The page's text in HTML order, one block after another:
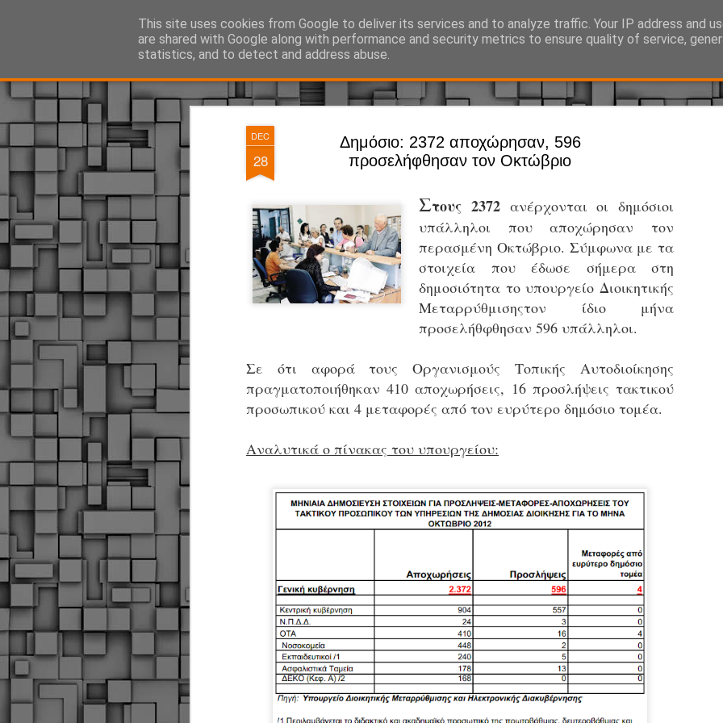
DEC
28
Δημόσιο: 2372 αποχώρησαν, 596
προσελήφθησαν τον Οκτώβριο
Στους 2372ανέρχονται οι δημόσιοι
υπάλληλοι που αποχώρησαν τον
περασμένη Οκτώβριο. Σύμφωνα με τα
στοιχεία που έδωσε σήμερα στη
δημοσιότητα το υπουργείο Διοικητικής
Μεταρρύθμισηςτον ίδιο μήνα
προσελήθφθησαν 596 υπάλληλοι.
Σε ότι αφορά τους Οργανισμούς Τοπικής Αυτοδιοίκησης
πραγματοποιήθηκαν 410 αποχωρήσεις, 16 προσλήψεις τακτικού
προσωπικού και 4 μεταφορές από τον ευρύτερο δημόσιο τομέα.
Αναλυτικά ο πίνακας του υπουργείου:
This site uses cookies from Google to deliver its services and to analyze traffic. Your IP address and
are shared with Google along with performance and security metrics to ensure quality of service,
statistics, and to detect and address abuse.
ΔΗΜΟΤΙΚΗ ΑΣΤΥΝΟΜΙΑ, τα νέα! Ό, τι συμβαίνει γύρω από τη Δημοτική Αστυνομία, την τοπική
Ξεκινά επίσημα η
Η Δημοτική Αστυνομία
καθώς από την 1η
επιχειρησιακή
παρουσία του Δήμου
χώρους.
εκπαιδευμένους
ήδη ολοκληρώσει την
είναι έτοιμοι να
JUN
Δήμος Κοζάνης :
JUN
Απολογισμός των
ελέγχων σε ιδιοκτήτες
JUN
Δημοτική Αστυνομία
Θεσσαλονίκης: Ένταση